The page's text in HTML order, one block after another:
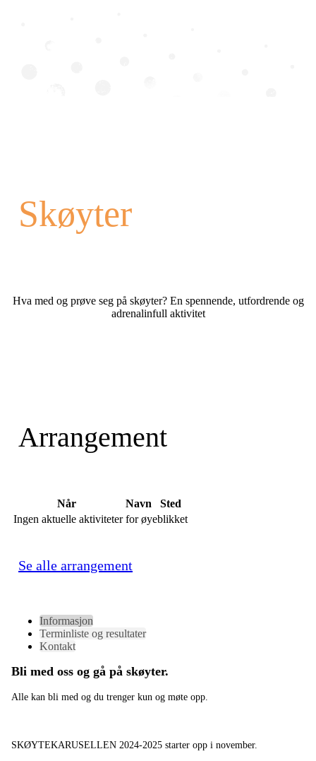
Skøyter
Hva med og prøve seg på skøyter? En spennende, utfordrende og
adrenalinfull aktivitet
Arrangement
Når Navn
Sted
Ingen aktuelle aktiviteter for øyeblikket
Se alle arrangement
Informasjon
Terminliste og resultater
Kontakt
Bli med oss og gå på skøyter.
Alle kan bli med og du trenger kun og møte opp.
SKØYTEKARUSELLEN 2024-2025 starter opp i november.